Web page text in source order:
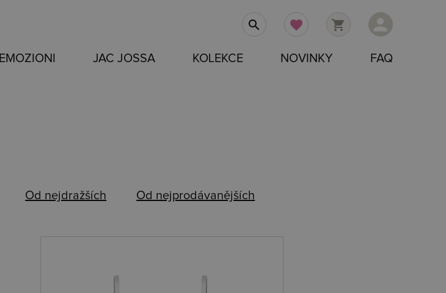
person
shopping_cart
favorite
search
EMOZIONI JAC JOSSA KOLEKCE NOVINKY FAQ
Od nejdražších Od nejprodávanějších